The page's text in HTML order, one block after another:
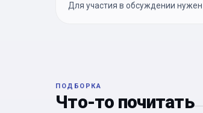
Для участия в обсуждении нужен
ПОДБОРКА
Что-то почитать